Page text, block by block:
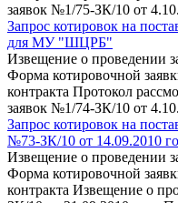
заявок №1/75-ЗК/10 от
Запрос котировок на
для МУ "ШЦРБ"
Извещение о проведении
Форма котировочной
контракта Протокол
заявок №1/74-ЗК/10 от
Запрос котировок на
№73-ЗК/10 от 14.09.2010 го
Извещение о проведении
Форма котировочной
контракта Извещение о